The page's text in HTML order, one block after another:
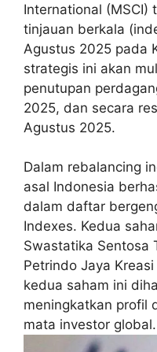
International (MSCI)
tinjauan berkala
Agustus 2025 pada
strategis ini akan
penutupan
2025, dan secara
Agustus 2025.
Dalam rebalancing
asal Indonesia
dalam daftar
Indexes. Kedua
Swastatika Sentosa
Petrindo Jaya
kedua saham ini
meningkatkan profil
mata investor global.